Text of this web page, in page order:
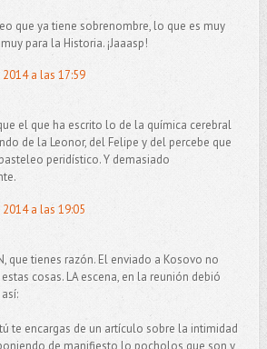
que ya tiene sobrenombre, lo que es muy
para la Historia. ¡Jaaasp!
a las 17:59
el que ha escrito lo de la química cerebral
de la Leonor, del Felipe y del percebe que
peridístico. Y demasiado
a las 19:05
que tienes razón. El enviado a Kosovo no
cosas. LA escena, en la reunión debió
tú te encargas de un artículo sobre la intimidad
de manifiesto lo pocholos que son y